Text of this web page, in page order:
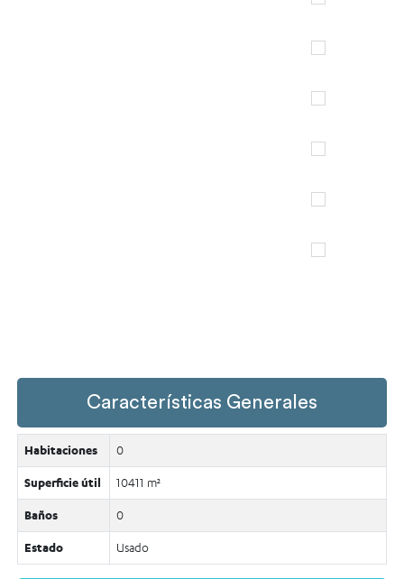
Características Generales
Habitaciones 0
Superficie útil 10411 m²
Baños 0
Estado Usado